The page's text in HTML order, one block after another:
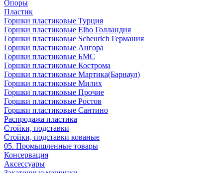
Опоры
Пластик
Горшки пластиковые Турция
Горшки пластиковые Elho Голландия
Горшки пластиковые Scheuriсh Германия
Горшки пластиковые Ангора
Горшки пластиковые БМС
Горшки пластиковые Кострома
Горшки пластиковые Мартика(Барнаул)
Горшки пластиковые Милих
Горшки пластиковые Прочие
Горшки пластиковые Ростов
Горшки пластиковые Сантино
Распродажа пластика
Стойки, подставки
Стойки, подставки кованые
05. Промышленные товары
Консервация
Аксессуары